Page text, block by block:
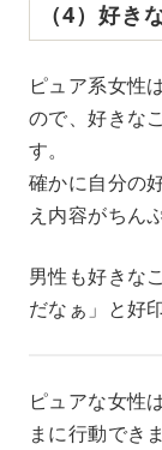
（4）好き
ピュア系女性
ので、好きな
す。
確かに自分の
え内容がちん
男性も好きな
だなぁ」と好
ピュアな女性
まに行動でき